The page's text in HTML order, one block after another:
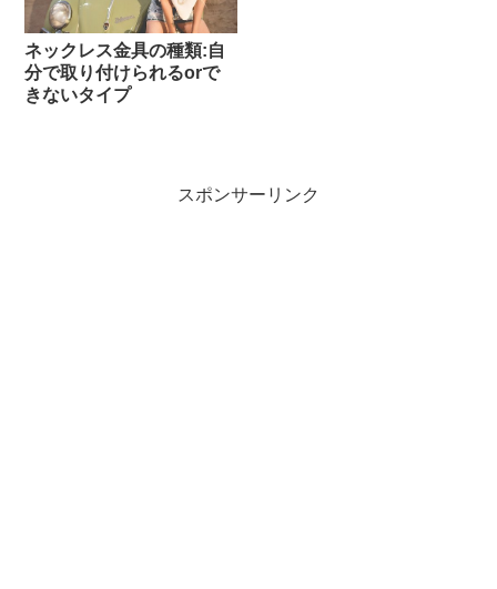
ネックレス金具の種類:自
分で取り付けられるorで
きないタイプ
スポンサーリンク